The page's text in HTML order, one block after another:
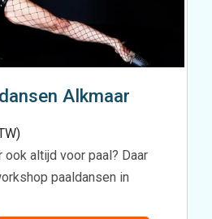
Alkmaar
altijd voor paal? Daar
paaldansen in